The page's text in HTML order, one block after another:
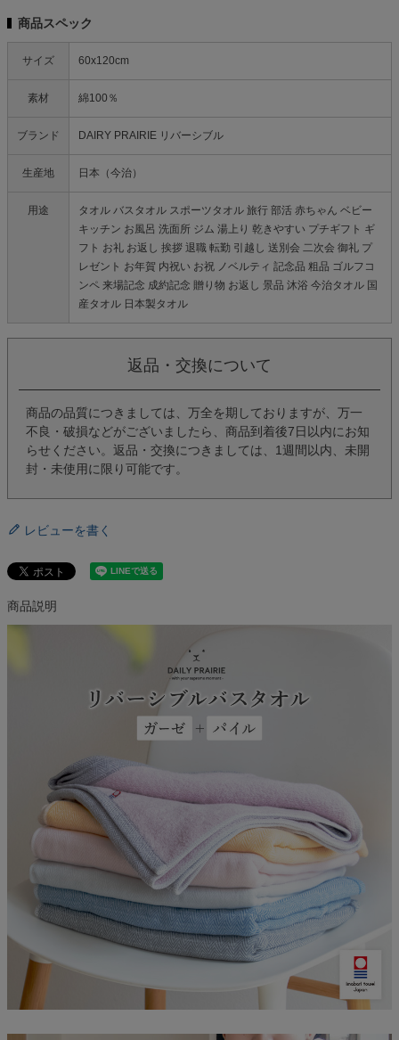
商品スペック
サイズ 60x120cm
素材 綿100％
ブランド DAIRY PRAIRIE リバーシブル
生産地 日本（今治）
用途
タオル バスタオル スポーツタオル 旅行 部活 赤ちゃん ベビー
キッチン お風呂 洗面所 ジム 湯上り 乾きやすい プチギフト ギ
フト お礼 お返し 挨拶 退職 転勤 引越し 送別会 二次会 御礼 プ
レゼント お年賀 内祝い お祝 ノベルティ 記念品 粗品 ゴルフコ
ンペ 来場記念 成約記念 贈り物 お返し 景品 沐浴 今治タオル 国
産タオル 日本製タオル
返品・交換について
商品の品質につきましては、万全を期しておりますが、万一
不良・破損などがございましたら、商品到着後7日以内にお知
らせください。返品・交換につきましては、1週間以内、未開
封・未使用に限り可能です。
レビューを書く
商品説明